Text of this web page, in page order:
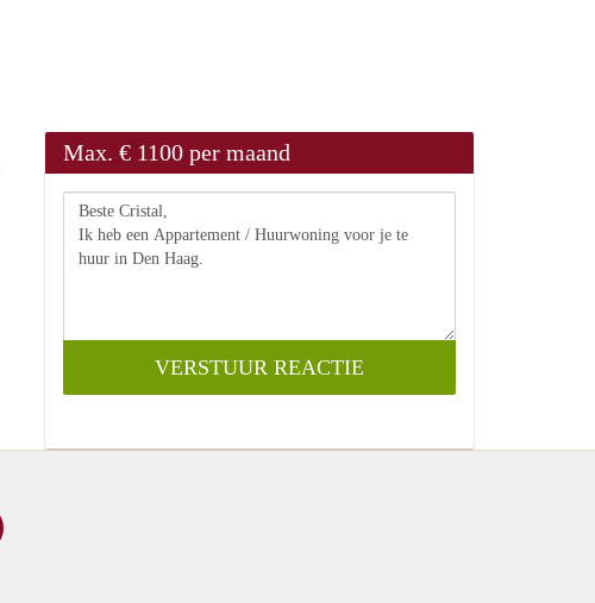
Max. € 1100 per maand